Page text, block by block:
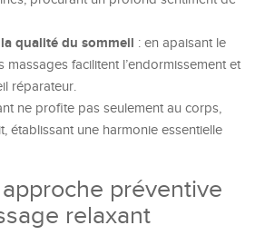
qualité du sommeil : en apaisant le
massages facilitent l’endormissement et
réparateur.
ne profite pas seulement au corps,
établissant une harmonie essentielle
préventive
relaxant